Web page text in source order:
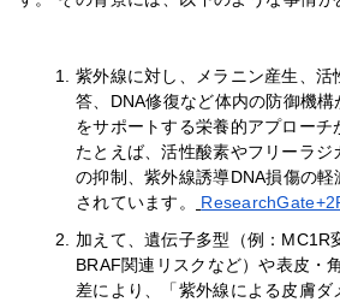
紫外線に対し、メラニン産生、活
答、DNA修復など体内の防御機
をサポートする栄養的アプローチ
たとえば、活性酸素やフリーラ
の抑制、紫外線誘導DNA損傷の
されています。
加えて、遺伝子多型（例：MC1R
BRAF関連リスクなど）や表皮・
差により、「紫外線による皮膚ダ